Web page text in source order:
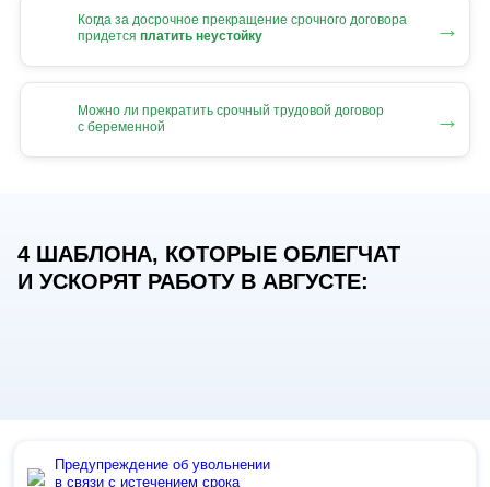
Когда за досрочное прекращение срочного договора
придется платить неустойку →
Можно ли прекратить срочный трудовой договор
с беременной
→
4 ШАБЛОНА, КОТОРЫЕ ОБЛЕГЧАТ
И УСКОРЯТ РАБОТУ В АВГУСТЕ:
Предупреждение об увольнении
в связи с истечением срока